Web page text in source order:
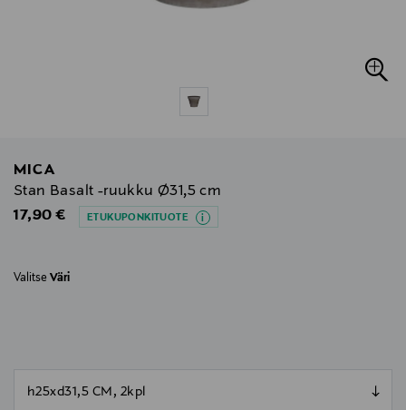
MICA
Stan Basalt -ruukku Ø31,5 cm
Original Price
17,90 € ETUKUPONKITUOTE
Valitse Väri